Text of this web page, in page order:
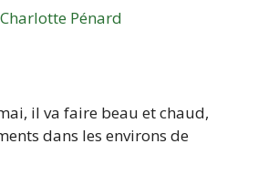
Charlotte Pénard
il va faire beau et chaud,
dans les environs de